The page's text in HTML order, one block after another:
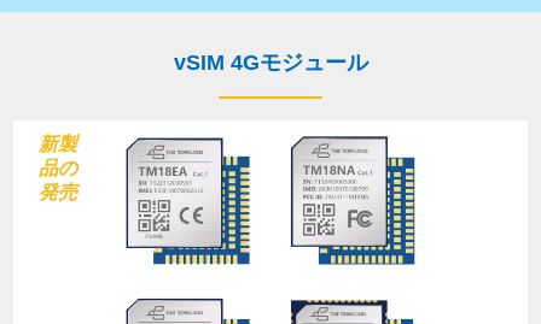
vSIM 4Gモジュール
新製
品の
発売